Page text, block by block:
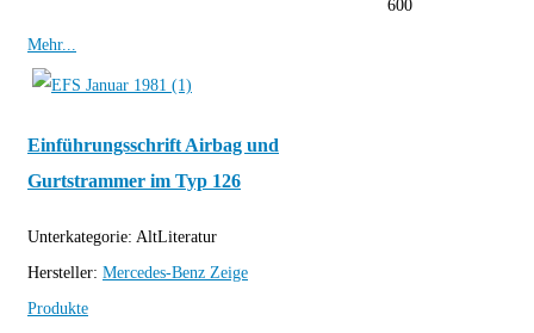
600
Mehr...
Einführungsschrift Airbag und
Gurtstrammer im Typ 126
Unterkategorie: AltLiteratur
Hersteller: Mercedes-Benz Zeige
Produkte